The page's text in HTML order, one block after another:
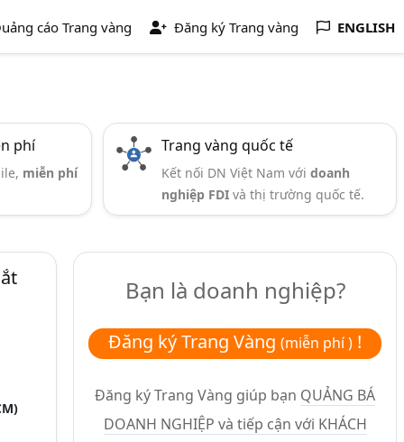
cáo Trang vàng Đăng ký Trang vàng ENGLISH
phí
miễn phí
Trang vàng quốc tế
Kết nối DN Việt Nam vớidoanh
nghiệp FDI và thị trường quốc tế.
Bạn là doanh nghiệp?
Đăng ký Trang Vàng(miễn phí ) !
Đăng ký Trang Vàng giúp bạn QUẢNG BÁ
DOANH NGHIỆP và tiếp cận với KHÁCH